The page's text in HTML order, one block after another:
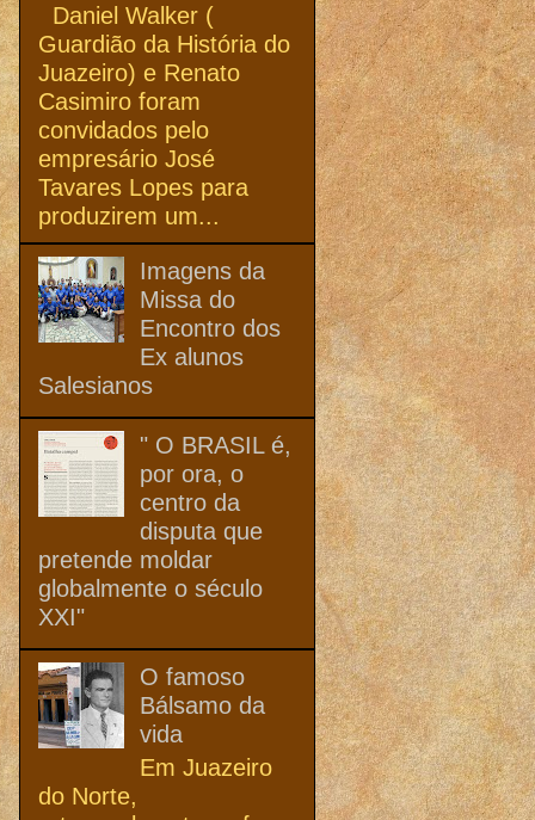
Daniel Walker (
Guardião da História do
Juazeiro) e Renato
Casimiro foram
convidados pelo
empresário José
Tavares Lopes para
produzirem um...
Imagens da
Missa do
Encontro dos
Ex alunos
Salesianos
" O BRASIL é,
por ora, o
centro da
disputa que
pretende moldar
globalmente o século
XXI"
O famoso
Bálsamo da
vida
Em Juazeiro
do Norte,